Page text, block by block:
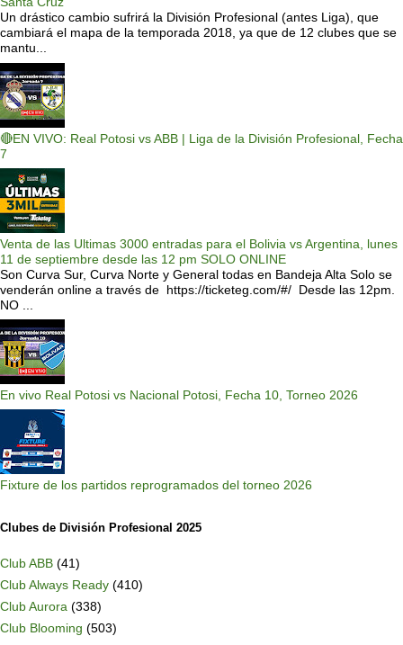
Un drástico cambio sufrirá la División Profesional (antes Liga), que
cambiará el mapa de la temporada 2018, ya que de 12 clubes que se
mantu...
🔴EN VIVO: Real Potosi vs ABB | Liga de la División Profesional, Fecha
7
Venta de las Ultimas 3000 entradas para el Bolivia vs Argentina, lunes
11 de septiembre desde las 12 pm SOLO ONLINE
Son Curva Sur, Curva Norte y General todas en Bandeja Alta Solo se
venderán online a través de https://ticketeg.com/#/ Desde las 12pm.
NO ...
En vivo Real Potosi vs Nacional Potosi, Fecha 10, Torneo 2026
Fixture de los partidos reprogramados del torneo 2026
Clubes de División Profesional 2025
Club ABB (41)
Club Always Ready (410)
Club Aurora (338)
Club Blooming (503)